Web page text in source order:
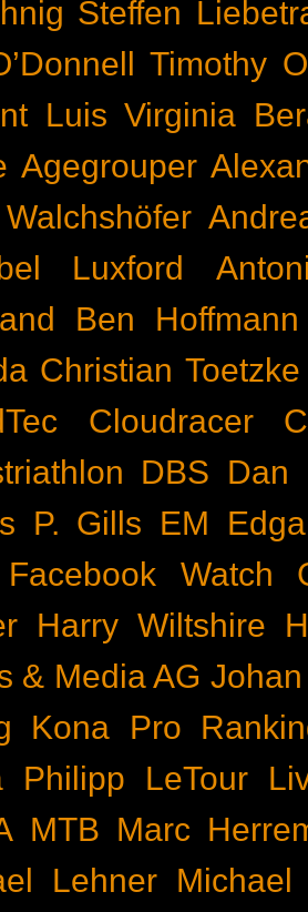
Steffen
Timothy
Luis Virginia
Agegrouper
Luxford
Ben Hoffmann
Christian Toetzke
Cloudracer
DBS Dan
P. Gills EM
Facebook Watch
Harry Wiltshire
& Media AG
Kona Pro
Philipp
LeTour
MTB Marc
Lehner Michael